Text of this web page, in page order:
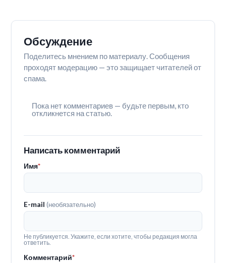
Обсуждение
Поделитесь мнением по материалу. Сообщения
проходят модерацию — это защищает читателей от
спама.
Пока нет комментариев — будьте первым, кто
откликнется на статью.
Написать комментарий
Имя*
E-mail(необязательно)
Не публикуется. Укажите, если хотите, чтобы редакция могла
ответить.
Комментарий*